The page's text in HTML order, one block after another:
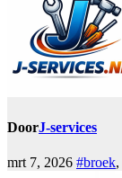
DoorJ-services
mrt 7, 2026 #broek,